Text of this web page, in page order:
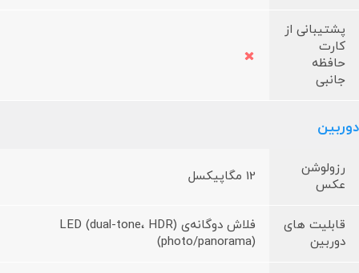
پشتیبانی از
کارت
حافظه
جانبی
دوربین
رزولوشن
عکس
12 مگاپیکسل
قابلیت های
دوربین
فلاش دوگانه‌ی (LED (dual-tone، HDR
(photo/panorama)